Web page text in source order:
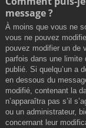
message ?
À moins que vous ne
vous ne pouvez
pouvez modifier un de
parfois dans une
publié. Si quelqu’un a
en dessous du
modifié, contenant la
n’apparaîtra pas s’il
ou un administrateur,
concernant leur